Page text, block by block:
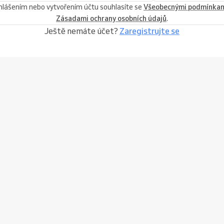
nebo vytvořením účtu souhlasíte se Všeobecnými
Zásadami ochrany osobních údajů.
Ještě nemáte účet? Zaregistrujte se